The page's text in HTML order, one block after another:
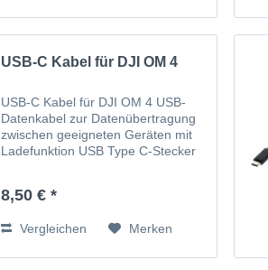
USB-C Kabel für DJI OM 4
USB-C Kabel für DJI OM 4 USB-
Datenkabel zur Datenübertragung
zwischen geeigneten Geräten mit
Ladefunktion USB Type C-Stecker
USB-Anschluss
8,50 € *
Vergleichen Merken